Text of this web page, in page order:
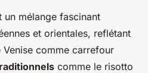
un mélange fascinant
et orientales, reflétant
comme carrefour
comme le risotto